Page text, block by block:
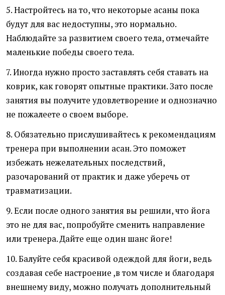
5. Настройтесь на то, что некоторые асаны пока
будут для вас недоступны, это нормально.
Наблюдайте за развитием своего тела, отмечайте
маленькие победы своего тела.
7. Иногда нужно просто заставлять себя ставать на
коврик, как говорят опытные практики. Зато после
занятия вы получите удовлетворение и однозначно
не пожалеете о своем выборе.
8. Обязательно прислушивайтесь к рекомендациям
тренера при выполнении асан. Это поможет
избежать нежелательных последствий,
разочарований от практик и даже уберечь от
травматизации.
9. Если после одного занятия вы решили, что йога
это не для вас, попробуйте сменить направление
или тренера. Дайте еще один шанс йоге!
10. Балуйте себя красивой одеждой для йоги, ведь
создавая себе настроение ,в том числе и благодаря
внешнему виду, можно получать дополнительный